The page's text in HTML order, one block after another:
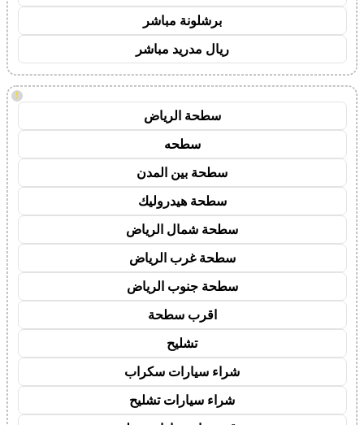
برشلونة مباشر
ريال مدريد مباشر
!
سطحة الرياض
سطحه
سطحة بين المدن
سطحة هيدروليك
سطحة شمال الرياض
سطحة غرب الرياض
سطحة جنوب الرياض
اقرب سطحة
تشليح
شراء سيارات سكراب
شراء سيارات تشليح